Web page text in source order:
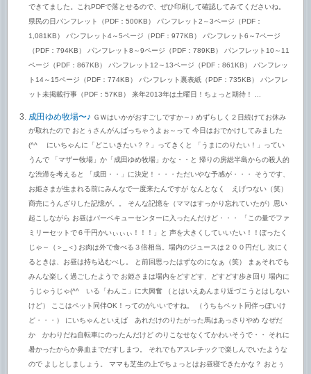
できてました。これPDFで落とせるので、ぜひ印刷して確認してみてくださいね。
県民の日パンフレット（PDF：500KB） パンフレット2～3ページ（PDF：
1,081KB） パンフレット4～5ページ（PDF：977KB） パンフレット6～7ページ
（PDF：794KB） パンフレット8～9ページ（PDF：789KB） パンフレット10～11
ページ（PDF：867KB） パンフレット12～13ページ（PDF：861KB） パンフレッ
ト14～15ページ（PDF：774KB） パンフレット裏表紙（PDF：735KB） パンフレ
ット未掲載行事（PDF：57KB） 来年2013年は土曜日！ちょっと期待！ ...
成田ゆめ牧場〜♪ ＧＷはいかがおすごしですか～♪ めずらしく２日続けてお休み
が取れたので おとぅさんがんばっちゃうよぉ～って 今日はおでかけしてみました
(^^ゞ にいちゃんに「どこいきたい？？」ってきくと 「うまにのりたい！」ってい
うんで 「マザー牧場」か「成田ゆめ牧場」かな・・と 帰りの房総半島からの殺人的
な渋滞を考えると 「成田・・」に決定！・・・ただいやな予感が・・・ そうです、
お姫さまが生まれる前にみんなで一度来たんですが なんとなく えげつない（笑）
商売にうんざりした記憶が。。 そんな記憶を（ママはすっかり忘れていたが）思い
起こしながら お昼はバーベキューセンターに入ったんだけど・・・ 「この量でファ
ミリーセットで６千円かいぃぃぃ！！！」と 声を大きくしていいたい！！ぼったく
じゃ～（＞_＜) お肉は外で食べる３倍相当。場内のジュースは２００円だし 次にく
るときは、お昼は持ち込むべし。 と前回思ったはずなのになぁ（笑） まぁそれでも
みんな楽しく過ごしたようで お姫さまは場内をどすどす、どすどす歩き回り 場内に
うじゃうじゃ(^^ゞいる「わんこ」に大興奮 （とはいえあんまり近づこうとはしない
けど） ここはペット同伴OK！ってのがいいですね。 （うちもペット同伴っぽいけ
ど・・・） にいちゃんといえば あれだけのりたがった馬はあっさりやめ なぜだ
か かわりだね自転車にのったんだけど のりこなせなくてかわいそうで・・ それに
暑かったからか鼻血までだすしまつ。 それでもアスレチックで楽しんでいたような
ので よしとしましょう。 ママも芝生の上でちょっとはお昼寝できたかな？ おとぅ